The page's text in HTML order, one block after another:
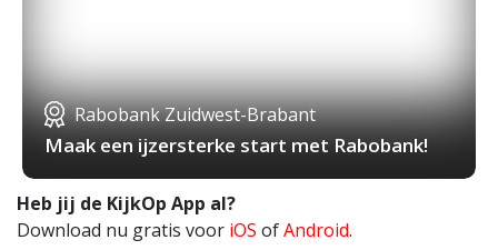
Rabobank Zuidwest-Brabant
Maak een ijzersterke start met Rabobank!
Heb jij de KijkOp App al?
Download nu gratis voor iOS ofAndroid.